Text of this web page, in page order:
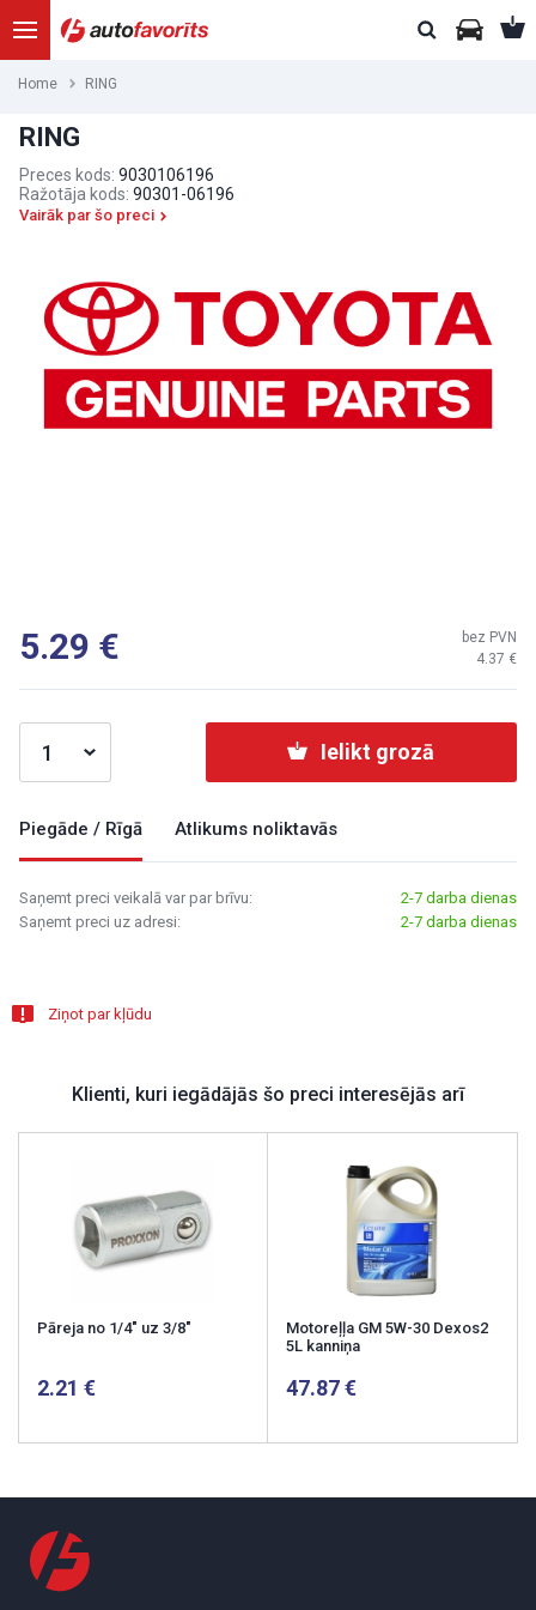
Home RING
RING
Preces kods: 9030106196
Ražotāja kods: 90301-06196
Vairāk par šo preci
5.29 4.37
bez PVN
Ielikt grozā
Piegāde / Rīgā Atlikums noliktavās
Saņemt preci veikalā var par brīvu:
2-7 darba dienas
Saņemt preci uz adresi:
2-7 darba dienas
Ziņot par kļūdu
Klienti, kuri iegādājās šo preci interesējās arī
Pāreja no 1/4" uz 3/8"
2.21
Motoreļļa GM 5W-30 Dexos2
5L kanniņa
47.87